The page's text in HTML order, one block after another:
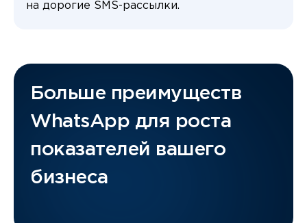
на дорогие SMS-рассылки.
Больше преимуществ
WhatsApp для роста
показателей вашего
бизнеса